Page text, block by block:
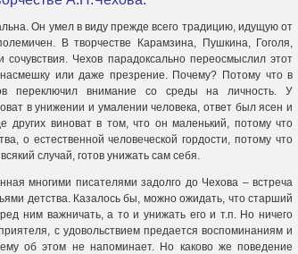
Он умел в виду прежде всего традицию, идущую от
В творчестве Карамзина, Пушкина, Гоголя,
Чехов парадоксально переосмыслил этот
или даже презрение. Почему? Потому что в
переключил внимание со среды на личность. У
в унижении и умалении человека, ответ был ясен и
виноват в том, что он маленький, потому что
о естественной человеческой гордости, потому что
случай, готов унижать сам себя.
многими писателями задолго до Чехова – встреча
детства. Казалось бы, можно ожидать, что старший
ним важничать, а то и унижать его и т.п. Но ничего
с удовольствием предается воспоминаниям и
об этом не напоминает. Но каково же поведение